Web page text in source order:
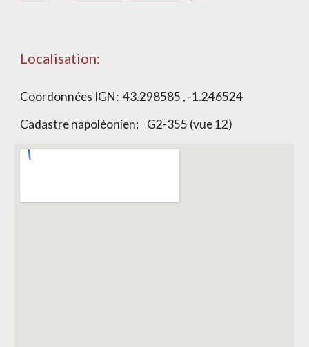
Localisation:
Coordonnées IGN: 43.298585 , -1.246524
Cadastre napoléonien: G2-355 (vue 12)